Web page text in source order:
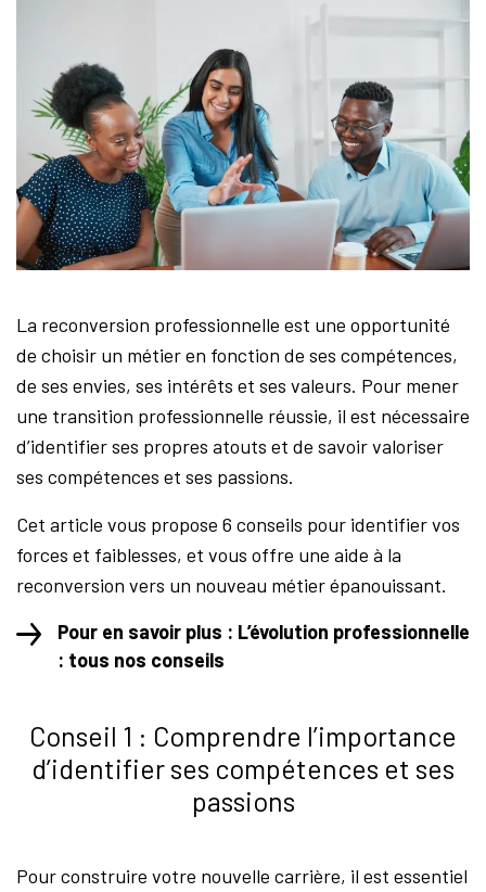
Nous contacter
Espace personnel
Instances
La reconversion professionnelle est une opportunité
de choisir un métier en fonction de ses compétences,
de ses envies, ses intérêts et ses valeurs. Pour mener
une transition professionnelle réussie, il est nécessaire
d’identifier ses propres atouts et de savoir valoriser
ses compétences et ses passions.
Cet article vous propose 6 conseils pour identifier vos
forces et faiblesses, et vous offre une aide à la
reconversion vers un nouveau métier épanouissant.
Pour en savoir plus : L’évolution professionnelle
: tous nos conseils
Conseil 1 : Comprendre l’importance
d’identifier ses compétences et ses
passions
Pour construire votre nouvelle carrière, il est essentiel